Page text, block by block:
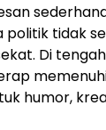
politik tidak
Di
humor,